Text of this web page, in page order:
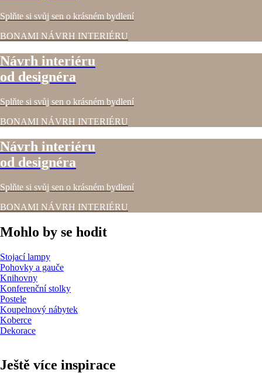
Splňte si svůj sen o krásném bydlení
BONAMI NÁVRH INTERIÉRU
Návrh interiéru
od designéra
Splňte si svůj sen o krásném bydlení
BONAMI NÁVRH INTERIÉRU
Návrh interiéru
od designéra
Splňte si svůj sen o krásném bydlení
BONAMI NÁVRH INTERIÉRU
Mohlo by se hodit
Stojací lampy
Pohovky a gauče
Knihovny
Konferenční stolky
Postele
Koupelnový nábytek
Koberce
Dekorace
Ještě více inspirace